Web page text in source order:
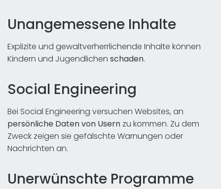
Unangemessene Inhalte
Explizite und gewaltverherrlichende Inhalte können
Kindern und Jugendlichen schaden.
Social Engineering
Bei Social Engineering versuchen Websites, an
persönliche Daten von Usern zu kommen. Zu dem
Zweck zeigen sie gefälschte Warnungen oder
Nachrichten an.
Unerwünschte Programme